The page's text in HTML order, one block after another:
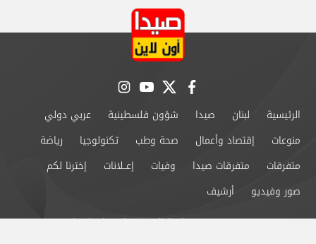
facebook
twitter
youtube
instagram
الرئيسية لبنان صيدا شؤون فلسطينية
عربي دولي
منوعات
إقتصاد وأعمال صحة وطب تكنولوجيا
رياضة
متفرقات
متفرقات صيدا وفيات إعــلانات
إخترنا لكم
صور وفيديو
أرشيف
من نحن
سياسة الخصوصية اتصل بنا